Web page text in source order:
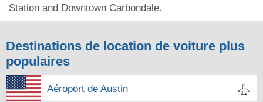
Station and Downtown Carbondale.
Destinations de location de voiture plus
populaires
Aéroport de Austin